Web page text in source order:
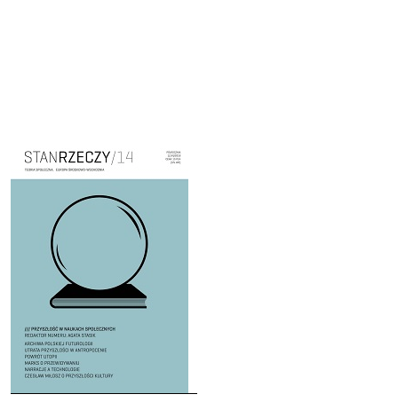
Cover image